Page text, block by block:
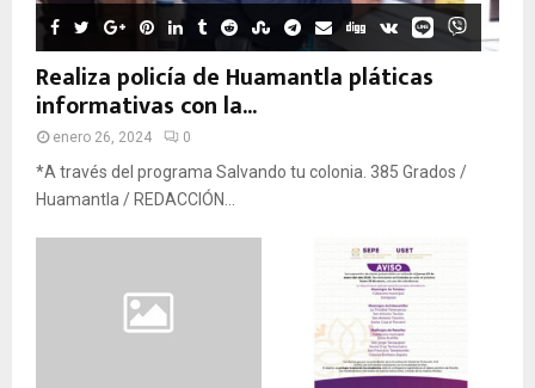
Realiza policía de Huamantla pláticas
informativas con la...
enero 26, 2024 0
*A través del programa Salvando tu colonia. 385 Grados /
Huamantla / REDACCIÓN...